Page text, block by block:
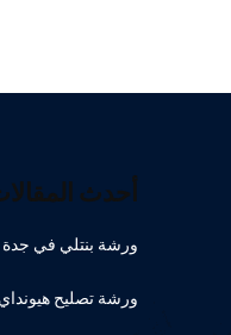
أحدث
ورشة بنتلي في جدة
ورشة تصليح